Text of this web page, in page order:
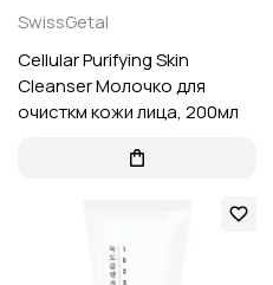
SwissGetal
Cellular Purifying Skin
Cleanser Молочко для
очисткм кожи лица, 200мл